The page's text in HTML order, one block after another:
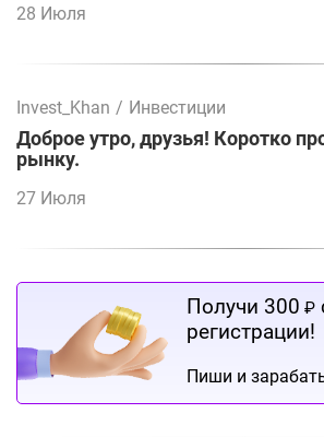
28 Июля
Invest_Khan / Инвестиции
Доброе утро, друзья! Коротко
рынку.
27 Июля
Получи 300 ₽
регистрации!
Пиши и